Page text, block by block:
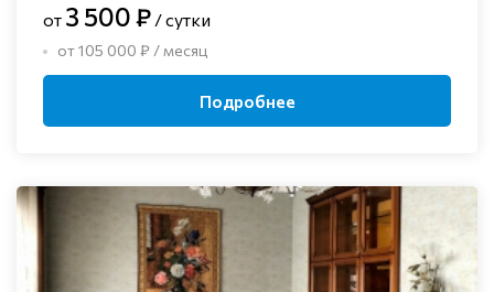
от 3 500 ₽ / сутки
от 105 000 ₽ / месяц
Подробнее